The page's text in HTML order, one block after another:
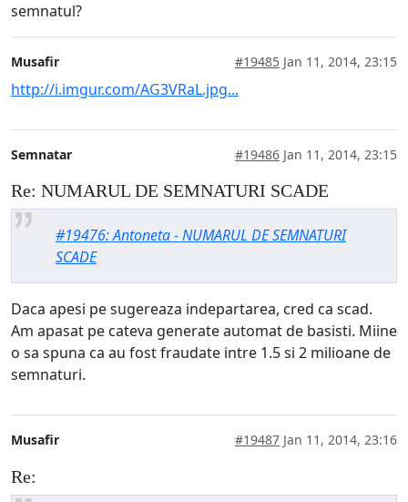
semnatul?
Musafir #19485 Jan 11, 2014, 23:15
http://i.imgur.com/AG3VRaL.jpg...
Semnatar #19486 Jan 11, 2014, 23:15
Re: NUMARUL DE SEMNATURI SCADE
#19476: Antoneta - NUMARUL DE SEMNATURI
SCADE
Daca apesi pe sugereaza indepartarea, cred ca scad.
Am apasat pe cateva generate automat de basisti. Miine
o sa spuna ca au fost fraudate intre 1.5 si 2 milioane de
semnaturi.
Musafir #19487 Jan 11, 2014, 23:16
Re: